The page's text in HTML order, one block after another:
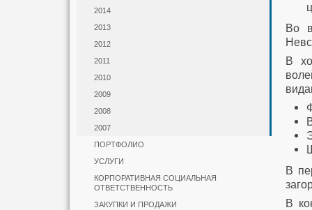
2014
2013
2012
2011
2010
2009
2008
2007
ПОРТФОЛИО
УСЛУГИ
КОРПОРАТИВНАЯ СОЦИАЛЬНАЯ
ОТВЕТСТВЕННОСТЬ
ЗАКУПКИ И ПРОДАЖИ
Во
В
В
В